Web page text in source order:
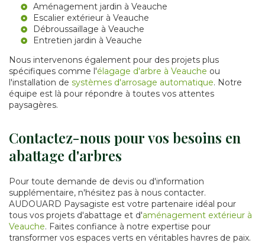
Aménagement jardin à Veauche
Escalier extérieur à Veauche
Débroussaillage à Veauche
Entretien jardin à Veauche
Nous intervenons également pour des projets plus
spécifiques comme l'élagage d'arbre à Veauche ou
l'installation de systèmes d'arrosage automatique. Notre
équipe est là pour répondre à toutes vos attentes
paysagères.
Contactez-nous pour vos besoins en
abattage d'arbres
Pour toute demande de devis ou d'information
supplémentaire, n'hésitez pas à nous contacter.
AUDOUARD Paysagiste est votre partenaire idéal pour
tous vos projets d'abattage et d'aménagement extérieur à
Veauche. Faites confiance à notre expertise pour
transformer vos espaces verts en véritables havres de paix.